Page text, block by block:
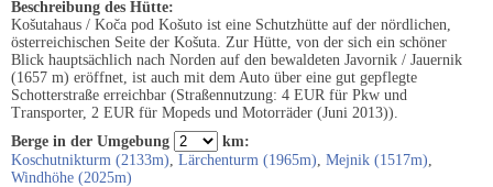
Beschreibung des Hütte:
Košutahaus / Koča pod Košuto ist eine Schutzhütte auf der nördlichen,
österreichischen Seite der Košuta. Zur Hütte, von der sich ein schöner
Blick hauptsächlich nach Norden auf den bewaldeten Javornik / Jauernik
(1657 m) eröffnet, ist auch mit dem Auto über eine gut gepflegte
Schotterstraße erreichbar (Straßennutzung: 4 EUR für Pkw und
Transporter, 2 EUR für Mopeds und Motorräder (Juni 2013)).
Berge in der Umgebung
km:
Koschutnikturm (2133m), Lärchenturm (1965m), Mejnik (1517m),
Windhöhe (2025m)